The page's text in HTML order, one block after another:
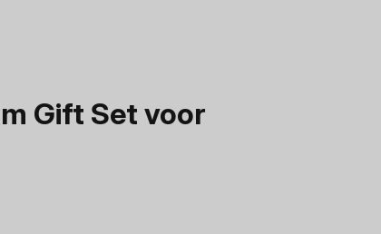
Gift Set voor